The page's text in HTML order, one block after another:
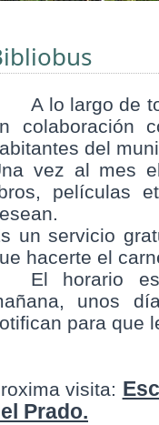
A lo largo de
colaboración
del
vez al mes
películas
un servicio
hacerte el
El horario
unos
para que
visita:
Prado.